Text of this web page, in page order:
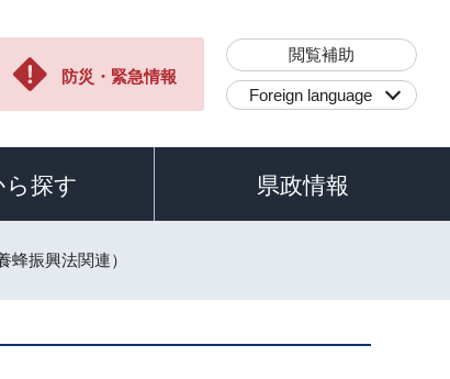
防災・緊急情報
閲覧補助
Foreign language
ら探す 県政情報
振興法関連）